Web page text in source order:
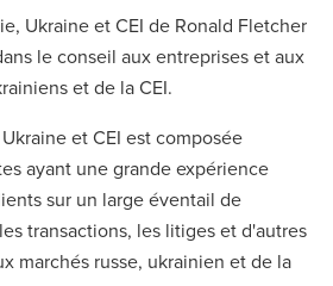
Ukraine et CEI de Ronald Fletcher
le conseil aux entreprises et aux
et de la CEI.
et CEI est composée
ayant une grande expérience
sur un large éventail de
transactions, les litiges et d'autres
marchés russe, ukrainien et de la